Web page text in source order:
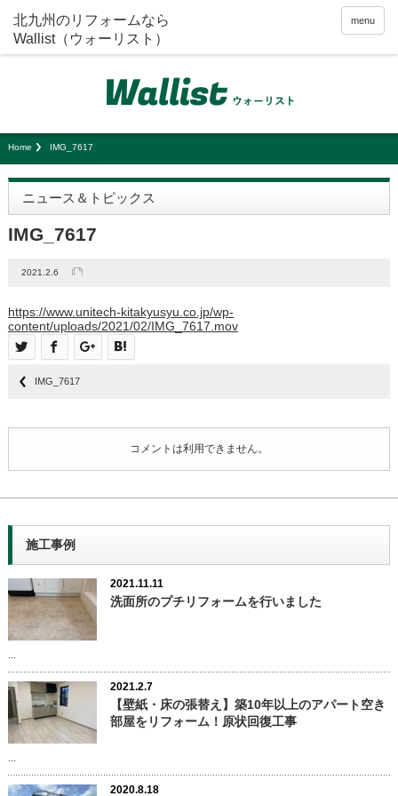
menu
Home IMG_7617
ニュース＆トピックス
IMG_7617
2021.2.6
https://www.unitech-kitakyusyu.co.jp/wp-
content/uploads/2021/02/IMG_7617.mov
IMG_7617
コメントは利用できません。
施工事例
2021.11.11
洗面所のプチリフォームを行いました
...
2021.2.7
【壁紙・床の張替え】築10年以上のアパート空き
部屋をリフォーム！原状回復工事
...
2020.8.18